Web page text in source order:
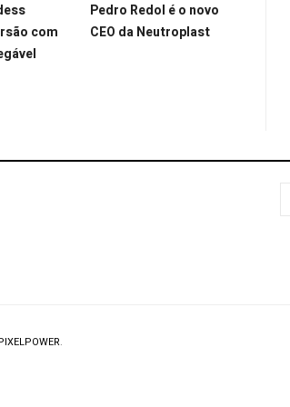
com
Pedro Redol é o novo
CEO da Neutroplast
.